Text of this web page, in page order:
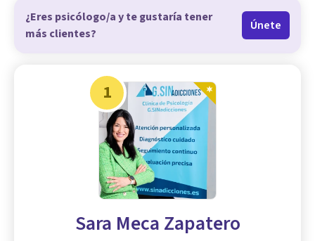
¿Eres psicólogo/a y te gustaría tener
más clientes?
Únete
1
Sara Meca Zapatero